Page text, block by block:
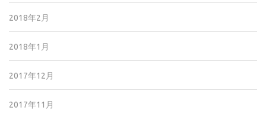
2018年2月
2018年1月
2017年12月
2017年11月